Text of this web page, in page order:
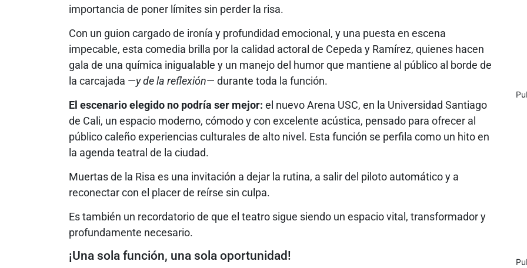
importancia de poner límites sin perder la risa.
Con un guion cargado de ironía y profundidad emocional, y una puesta en escena
impecable, esta comedia brilla por la calidad actoral de Cepeda y Ramírez, quienes hacen
gala de una química inigualable y un manejo del humor que mantiene al público al borde de
la carcajada —y de la reflexión— durante toda la función.
El escenario elegido no podría ser mejor: el nuevo Arena USC, en la Universidad Santiago
de Cali, un espacio moderno, cómodo y con excelente acústica, pensado para ofrecer al
público caleño experiencias culturales de alto nivel. Esta función se perfila como un hito en
la agenda teatral de la ciudad.
Muertas de la Risa es una invitación a dejar la rutina, a salir del piloto automático y a
reconectar con el placer de reírse sin culpa.
Es también un recordatorio de que el teatro sigue siendo un espacio vital, transformador y
profundamente necesario.
¡Una sola función, una sola oportunidad!